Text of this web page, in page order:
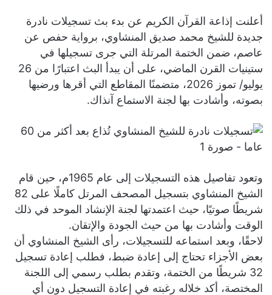
أعلنت إذاعة القرآن الكريم عن بدء بث تسجيلات نادرة
جديدة للشيخ محمد صديق المنشاوي، برواية حفص عن
عاصم، ضمن الختمة المرتلة التي جرى تسجيلها في
ستينيات القرن الماضي، على أن يبدأ البث اعتبارًا من 26
يوليو/ تموز 2026، متضمنًا المقاطع التي أقرها ورضيها
بصوته، وأشادت بها لجنة الاستماع آنذاك.
وتعود تفاصيل هذه التسجيلات إلى عام 1965م، حين قام
الشيخ المنشاوي بتسجيل المصحف المرتل كاملًا على 82
شريطًا صوتيًا، حيث اعتمدتها لجنة الإنشاد الموحد في ذلك
الوقت وأشادت بها من حيث الجودة والإتقان.
لاحقًا، وبعد استماعه للتسجيلات، رأى الشيخ المنشاوي أن
بعض الأجزاء تحتاج إلى إعادة ضبط، فطلب إعادة تسجيل
32 شريطًا من الختمة، وتقدم بطلب رسمي إلى اللجنة
المختصة، أكد خلاله رغبته في إعادة التسجيل دون أي